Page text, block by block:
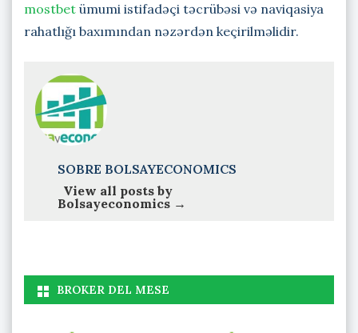
mostbet ümumi istifadəçi təcrübəsi və naviqasiya
rahatlığı baxımından nəzərdən keçirilməlidir.
SOBRE BOLSAYECONOMICS
View all posts by
Bolsayeconomics →
BROKER DEL MESE